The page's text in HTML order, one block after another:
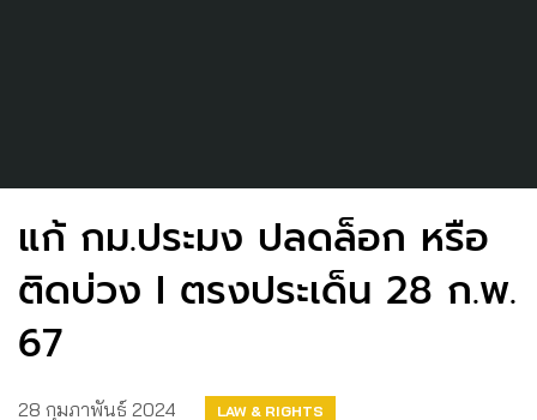
แก้ กม.ประมง ปลดล็อก หรือ
ติดบ่วง I ตรงประเด็น 28 ก.พ.
67
28 กุมภาพันธ์ 2024 LAW & RIGHTS